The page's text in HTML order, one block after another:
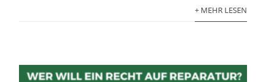
+ MEHR LESEN